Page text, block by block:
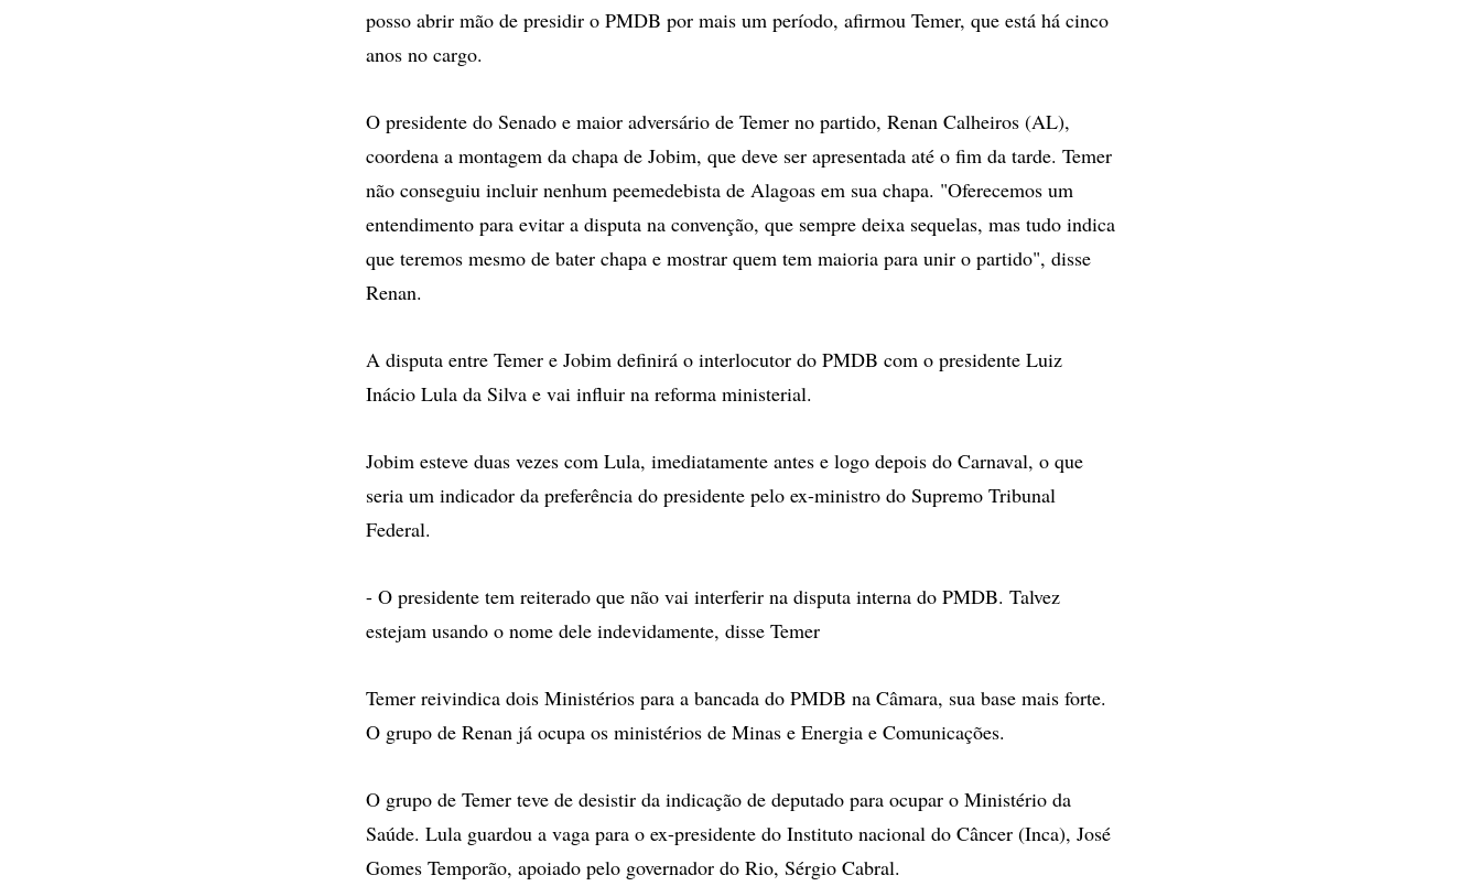
posso abrir mão de presidir o PMDB por mais um período, afirmou Temer, que está há cinco
anos no cargo.
O presidente do Senado e maior adversário de Temer no partido, Renan Calheiros (AL),
coordena a montagem da chapa de Jobim, que deve ser apresentada até o fim da tarde. Temer
não conseguiu incluir nenhum peemedebista de Alagoas em sua chapa. "Oferecemos um
entendimento para evitar a disputa na convenção, que sempre deixa sequelas, mas tudo indica
que teremos mesmo de bater chapa e mostrar quem tem maioria para unir o partido", disse
Renan.
A disputa entre Temer e Jobim definirá o interlocutor do PMDB com o presidente Luiz
Inácio Lula da Silva e vai influir na reforma ministerial.
Jobim esteve duas vezes com Lula, imediatamente antes e logo depois do Carnaval, o que
seria um indicador da preferência do presidente pelo ex-ministro do Supremo Tribunal
Federal.
- O presidente tem reiterado que não vai interferir na disputa interna do PMDB. Talvez
estejam usando o nome dele indevidamente, disse Temer
Temer reivindica dois Ministérios para a bancada do PMDB na Câmara, sua base mais forte.
O grupo de Renan já ocupa os ministérios de Minas e Energia e Comunicações.
O grupo de Temer teve de desistir da indicação de deputado para ocupar o Ministério da
Saúde. Lula guardou a vaga para o ex-presidente do Instituto nacional do Câncer (Inca), José
Gomes Temporão, apoiado pelo governador do Rio, Sérgio Cabral.